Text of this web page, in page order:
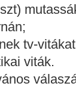
tv-
viták.